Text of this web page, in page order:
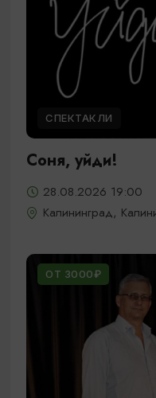
СПЕКТАКЛИ
Соня, уйди!
28.08.2026 19:00
Калининград,
ОТ 3000₽